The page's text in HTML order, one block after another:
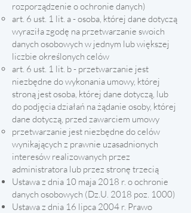
rozporządzenie o ochronie danych)
art. 6 ust. 1 lit. a - osoba, której dane dotyczą
wyraziła zgodę na przetwarzanie swoich
danych osobowych w jednym lub większej
liczbie określonych celów
art. 6 ust. 1 lit. b - przetwarzanie jest
niezbędne do wykonania umowy, której
stroną jest osoba, której dane dotyczą, lub
do podjęcia działań na żądanie osoby, której
dane dotyczą, przed zawarciem umowy
przetwarzanie jest niezbędne do celów
wynikających z prawnie uzasadnionych
interesów realizowanych przez
administratora lub przez stronę trzecią
Ustawa z dnia 10 maja 2018 r. o ochronie
danych osobowych (Dz.U. 2018 poz. 1000)
Ustawa z dnia 16 lipca 2004 r. Prawo